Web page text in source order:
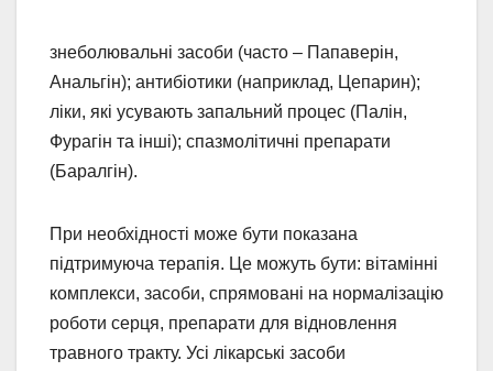
знеболювальні засоби (часто – Папаверін,
Анальгін); антибіотики (наприклад, Цепарин);
ліки, які усувають запальний процес (Палін,
Фурагін та інші); спазмолітичні препарати
(Баралгін).
При необхідності може бути показана
підтримуюча терапія. Це можуть бути: вітамінні
комплекси, засоби, спрямовані на нормалізацію
роботи серця, препарати для відновлення
травного тракту. Усі лікарські засоби